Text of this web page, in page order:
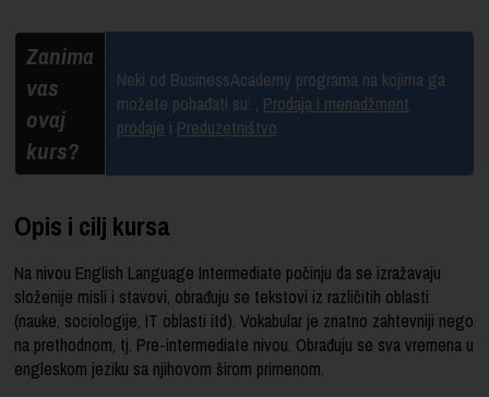
Zanima
vas
ovaj
kurs?
Neki od BusinessAcademy programa na kojima ga
možete pohađati su: , Prodaja i menadžment
prodaje i Preduzetništvo.
Opis i cilj kursa
Na nivou English Language Intermediate počinju da se izražavaju
složenije misli i stavovi, obrađuju se tekstovi iz različitih oblasti
(nauke, sociologije, IT oblasti itd). Vokabular je znatno zahtevniji nego
na prethodnom, tj. Pre-intermediate nivou. Obrađuju se sva vremena u
engleskom jeziku sa njihovom širom primenom.